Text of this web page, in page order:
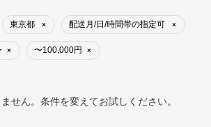
東京都 × 配送月/日/時間帯の指定可 ×
× 〜100,000円 ×
せん。条件を変えてお試しください。